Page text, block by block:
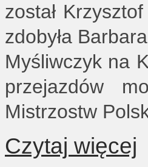
został
zdobyła
Myśliwczyk na
przejazdów
Mistrzostw
Czytaj więcej